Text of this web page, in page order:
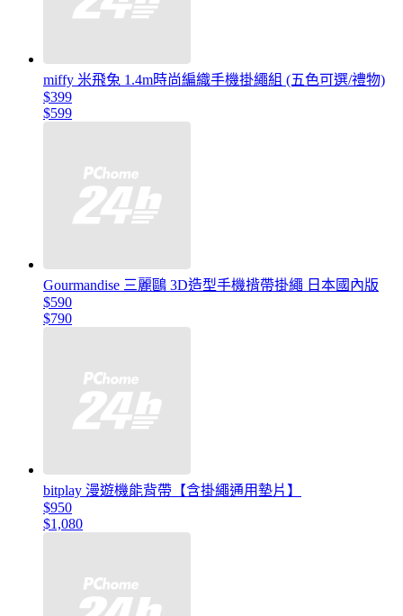
miffy 米飛兔 1.4m時尚編織手機掛繩組 (五色可選/禮物)
$399
$599
Gourmandise 三麗鷗 3D造型手機揹帶掛繩 日本國內版
$590
$790
bitplay 漫遊機能背帶【含掛繩通用墊片】
$950
$1,080